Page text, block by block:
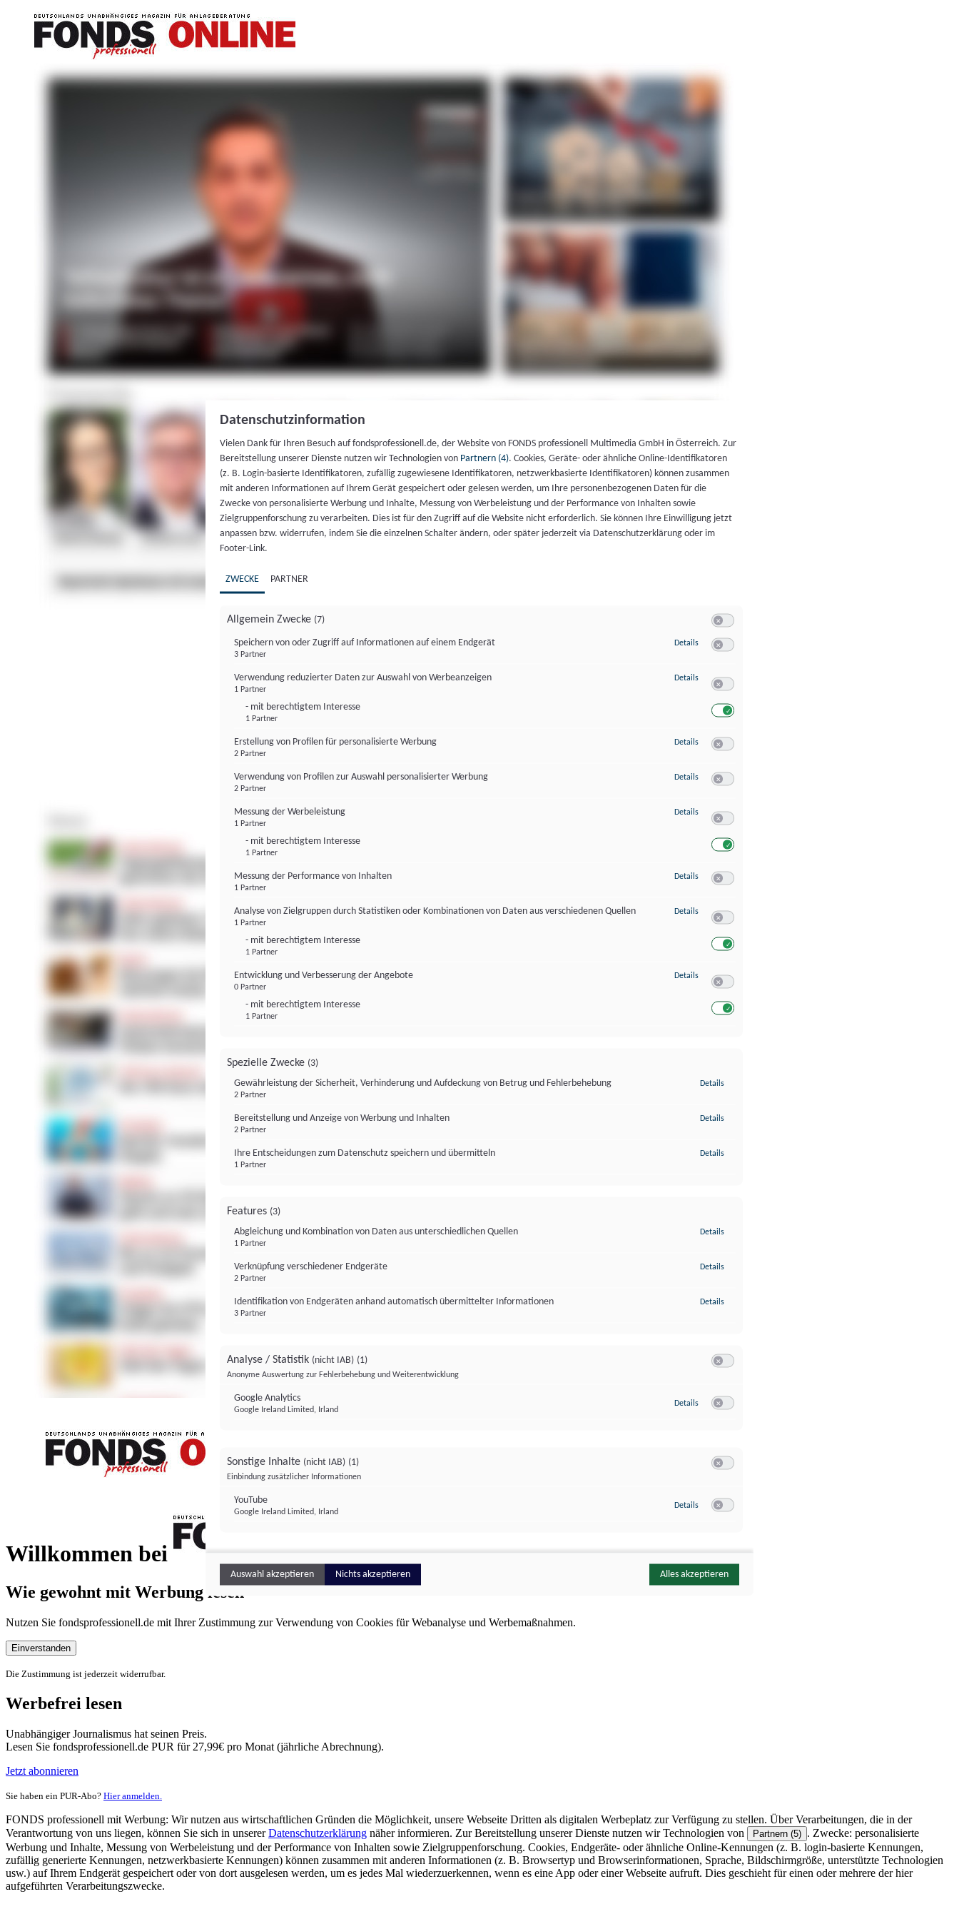
Willkommen bei
FONDS professionell
Wie gewohnt mit Werbung lesen
Nutzen Sie fondsprofessionell.de mit Ihrer Zustimmung zur Verwendung von Cookies für Webanalyse und Werbemaßnahmen.
Einverstanden
Die Zustimmung ist jederzeit widerrufbar.
Werbefrei lesen
Unabhängiger Journalismus hat seinen Preis.
Lesen Sie fondsprofessionell.de PUR für 27,99€ pro Monat (jährliche Abrechnung).
Jetzt abonnieren
Sie haben ein PUR-Abo? Hier anmelden.
FONDS professionell mit Werbung: Wir nutzen aus wirtschaftlichen Gründen die Möglichkeit, unsere Webseite Dritten als digitalen Werbeplatz zur Verfügung zu stellen. Über Verarbeitungen, die in der
Verantwortung von uns liegen, können Sie sich in unsererDatenschutzerklärung näher informieren. Zur Bereitstellung unserer Dienste nutzen wir Technologien von Partnern (5) . Zwecke: personalisierte
Werbung und Inhalte, Messung von Werbeleistung und der Performance von Inhalten sowie Zielgruppenforschung. Cookies, Endgeräte- oder ähnliche Online-Kennungen (z. B. login-basierte Kennungen,
zufällig generierte Kennungen, netzwerkbasierte Kennungen) können zusammen mit anderen Informationen (z. B. Browsertyp und Browserinformationen, Sprache, Bildschirmgröße, unterstützte Technologien
usw.) auf Ihrem Endgerät gespeichert oder von dort ausgelesen werden, um es jedes Mal wiederzuerkennen, wenn es eine App oder einer Webseite aufruft. Dies geschieht für einen oder mehrere der hier
aufgeführten Verarbeitungszwecke.
Datenschutzinformation
Vielen Dank für Ihren Besuch auf fondsprofessionell.de, der Website von FONDS professionell Multimedia GmbH in Österreich. Zur
Bereitstellung unserer Dienste nutzen wir Technologien von Partnern (4). Cookies, Geräte- oder ähnliche Online-Identifikatoren
(z. B. Login-basierte Identifikatoren, zufällig zugewiesene Identifikatoren, netzwerkbasierte Identifikatoren) können zusammen
mit anderen Informationen auf Ihrem Gerät gespeichert oder gelesen werden, um Ihre personenbezogenen Daten für die
Zwecke von personalisierte Werbung und Inhalte, Messung von Werbeleistung und der Performance von Inhalten sowie
Zielgruppenforschung zu verarbeiten. Dies ist für den Zugriff auf die Website nicht erforderlich. Sie können Ihre Einwilligung jetzt
anpassen bzw. widerrufen, indem Sie die einzelnen Schalter ändern, oder später jederzeit via Datenschutzerklärung oder im
Footer-Link.
ZWECKE PARTNER
Allgemein Zwecke (7)
Speichern von oder Zugriff auf Informationen auf einem Endgerät
3 Partner
Details zu Speichern von oder Zugriff auf Informationen auf einem Endgerät
Verwendung reduzierter Daten zur Auswahl von Werbeanzeigen
1 Partner
- mit berechtigtem Interesse
1 Partner
Details zu Verwendung reduzierter Daten zur Auswahl von Werbeanzeigen
Erstellung von Profilen für personalisierte Werbung
2 Partner
Details zu Erstellung von Profilen für personalisierte Werbung
Verwendung von Profilen zur Auswahl personalisierter Werbung
2 Partner
Details zu Verwendung von Profilen zur Auswahl personalisierter Werbung
Messung der Werbeleistung
1 Partner
- mit berechtigtem Interesse
1 Partner
Details zu Messung der Werbeleistung
Messung der Performance von Inhalten
1 Partner
Details zu Messung der Performance von Inhalten
Analyse von Zielgruppen durch Statistiken oder Kombinationen von Daten aus verschiedenen Quellen
1 Partner
- mit berechtigtem Interesse
1 Partner
Details zu Analyse von Zielgruppen durch Statistiken oder Kombinationen von
Entwicklung und Verbesserung der Angebote
0 Partner
- mit berechtigtem Interesse
1 Partner
Details zu Entwicklung und Verbesserung der Angebote
Spezielle Zwecke (3)
Gewährleistung der Sicherheit, Verhinderung und Aufdeckung von Betrug und Fehlerbehebung
2 Partner
Details
Bereitstellung und Anzeige von Werbung und Inhalten
2 Partner
Details
Ihre Entscheidungen zum Datenschutz speichern und übermitteln
1 Partner
Details
Features (3)
Abgleichung und Kombination von Daten aus unterschiedlichen Quellen
1 Partner
Details
Verknüpfung verschiedener Endgeräte
2 Partner
Details
Identifikation von Endgeräten anhand automatisch übermittelter Informationen
3 Partner
Details
Analyse / Statistik (nicht IAB) (1)
Anonyme Auswertung zur Fehlerbehebung und Weiterentwicklung
Google Analytics
Google Ireland Limited, Irland
Details zu Google Analytics
Sonstige Inhalte (nicht IAB) (1)
Einbindung zusätzlicher Informationen
YouTube
Google Ireland Limited, Irland
Details zu YouTube
Auswahl akzeptieren Nichts akzeptieren Alles akzeptieren